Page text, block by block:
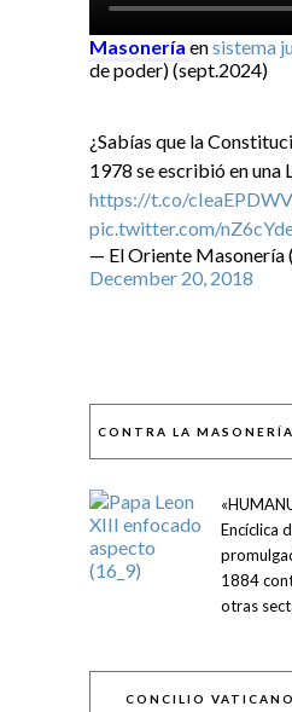
Masonería ensistema
de poder) (sept.2024)
¿Sabías que la
1978 se escribió en una
https://t.co/
pic.twitter.com/
— El Oriente Masonería
December 20, 2018
CONTRA LA
Encíclica
1884
otras
CONCILIO